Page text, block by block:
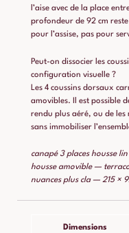
l’aise avec de la place
profondeur de 92 cm
pour l’assise, pas pour
Peut-on dissocier les
configuration visuelle ?
Les 4 coussins dorsaux
amovibles. Il est possible
rendu plus aéré, ou de
sans immobiliser
canapé 3 places housse
housse amovible —
nuances plus cla — 215 ×
Dimensions